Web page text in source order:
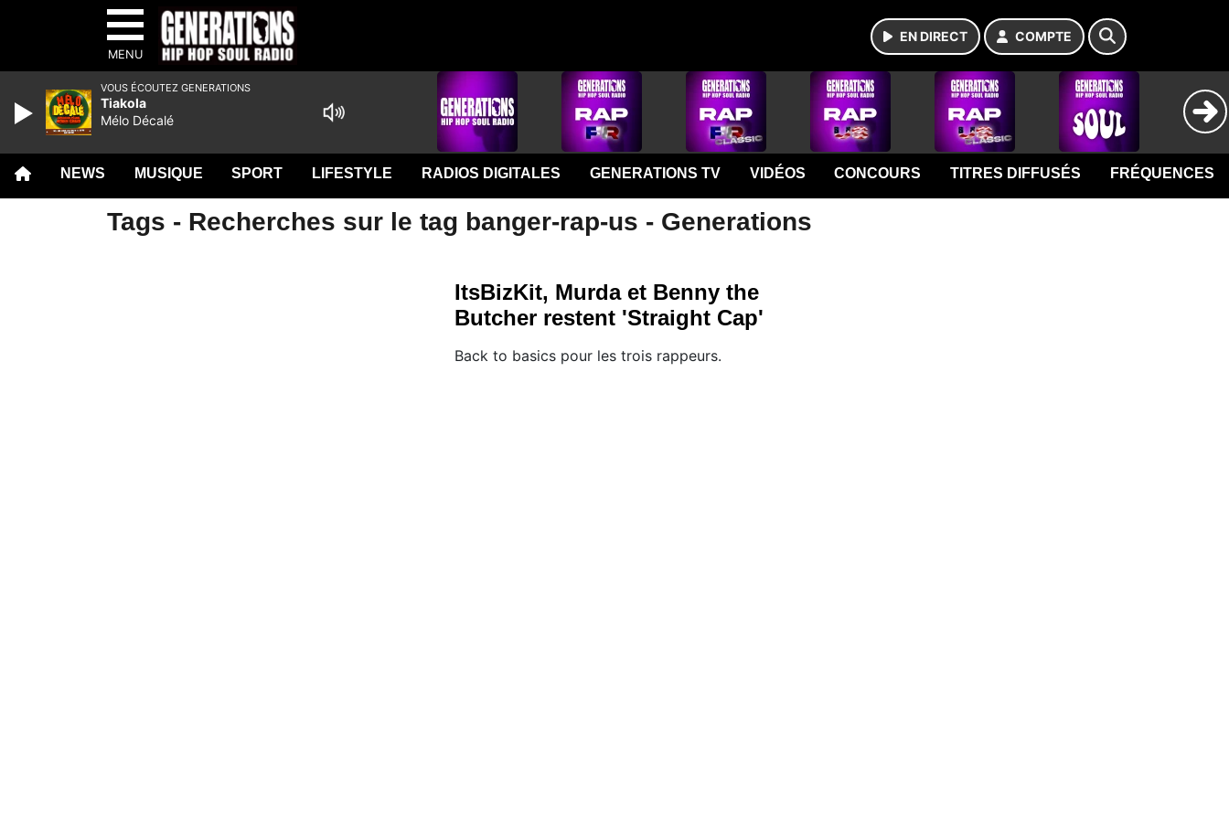
MENU
EN DIRECT COMPTE
NEWS MUSIQUE SPORT LIFESTYLE RADIOS DIGITALES GENERATIONS TV VIDÉOS CONCOURS TITRES DIFFUSÉS FRÉQUENCES
Tags - Recherches sur le tag banger-rap-us - Generations
ItsBizKit, Murda et Benny the
Butcher restent 'Straight Cap'
Back to basics pour les trois rappeurs.
VOUS ÉCOUTEZ GENERATIONS
Tiakola
Mélo Décalé